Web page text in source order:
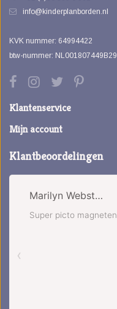
info@kinderplanborden.nl
KVK nummer: 64994422
btw-nummer: NL001807449B29
Klantenservice
Mijn account
Klantbeoordelingen